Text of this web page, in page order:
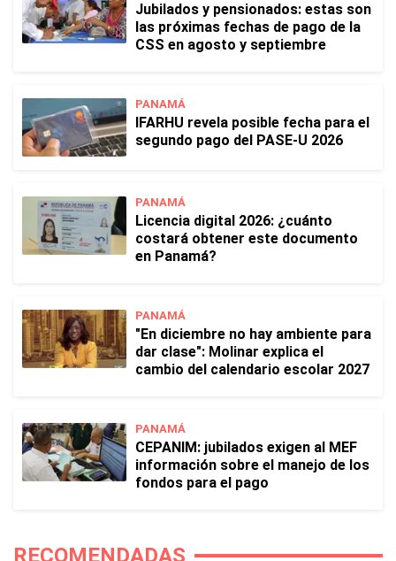
Jubilados y pensionados: estas son
las próximas fechas de pago de la
CSS en agosto y septiembre
PANAMÁ
IFARHU revela posible fecha para el
segundo pago del PASE-U 2026
PANAMÁ
Licencia digital 2026: ¿cuánto
costará obtener este documento
en Panamá?
PANAMÁ
"En diciembre no hay ambiente para
dar clase": Molinar explica el
cambio del calendario escolar 2027
PANAMÁ
CEPANIM: jubilados exigen al MEF
información sobre el manejo de los
fondos para el pago
RECOMENDADAS